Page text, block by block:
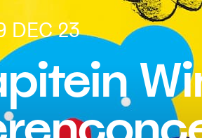
DEC 23